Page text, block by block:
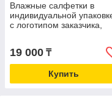
Влажные салфетки в
индивидуальной
с логотипом заказчика,
19 000 ₸
Купить